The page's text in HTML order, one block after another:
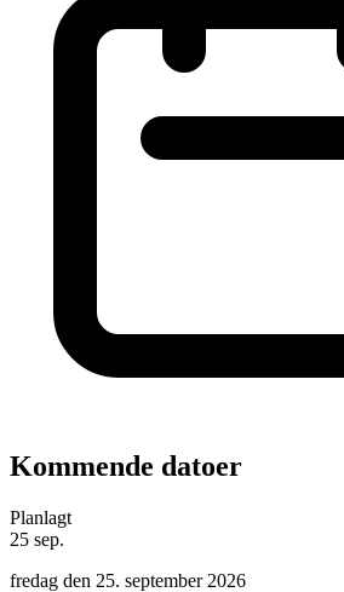
Kommende datoer
Planlagt
25 sep.
fredag den 25. september 2026